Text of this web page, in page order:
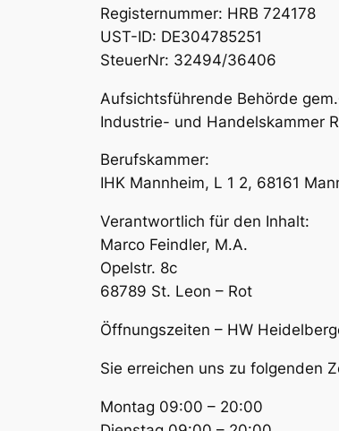
Registernummer: HRB 724178
UST-ID: DE304785251
SteuerNr: 32494/36406
Aufsichtsführende Behörde
Industrie- und Handelskammer
Berufskammer:
IHK Mannheim, L 1 2, 68161
Verantwortlich für den Inhalt:
Marco Feindler, M.A.
Opelstr. 8c
68789 St. Leon – Rot
Öffnungszeiten – HW
Sie erreichen uns zu folgenden
Montag 09:00 – 20:00